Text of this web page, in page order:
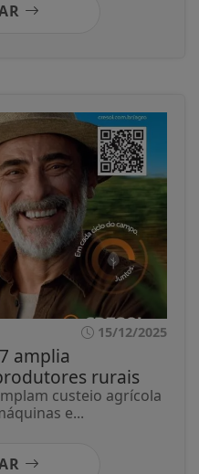
15/12/2025
amplia
rurais
custeio agrícola
e...